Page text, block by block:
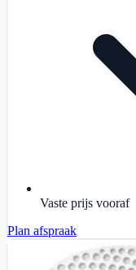
Vaste prijs vooraf
Plan afspraak